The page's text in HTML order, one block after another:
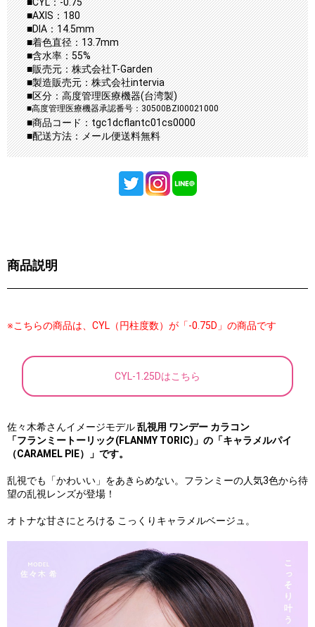
■CYL：-0.75
■AXIS：180
■DIA：14.5mm
■着色直径：13.7mm
■含水率：55%
■販売元：株式会社T-Garden
■製造販売元：株式会社intervia
■区分：高度管理医療機器(台湾製)
■高度管理医療機器承認番号：30500BZI00021000
■商品コード：tgc1dcflantc01cs0000
■配送方法：メール便送料無料
商品説明
※こちらの商品は、CYL（円柱度数）が「-0.75D」の商品です
CYL-1.25Dはこちら
佐々木希さんイメージモデル乱視用 ワンデー カラコン
「フランミートーリック(FLANMY TORIC)」の 「キャラメルパイ
（CARAMEL PIE）」です。
乱視でも「かわいい」をあきらめない。フランミーの人気3色から待
望の乱視レンズが登場！
オトナな甘さにとろける こっくりキャラメルベージュ。